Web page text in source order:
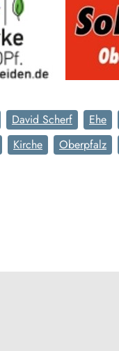
David Scherf Ehe
Kirche Oberpfalz